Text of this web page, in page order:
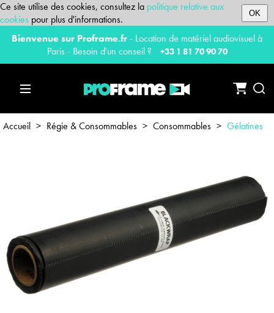
Ce site utilise des cookies, consultez la politique relative aux
cookies pour plus d'informations. OK
Bienvenue sur Proframe.fr- Location de matériel audiovisuel à
Paris - Besoin d'un conseil ?
+33 1 81 70 90 70
Accueil > Régie & Consommables > Consommables > Gélatines